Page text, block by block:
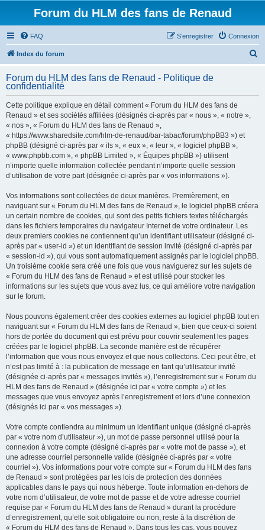
Forum du HLM des fans de Renaud
FAQ Connexion
S’enregistrer
Index du forum
h
Forum du HLM des fans de Renaud - Politique de
confidentialité
Cette politique explique en détail comment « Forum du HLM des fans de
Renaud » et ses sociétés affiliées (désignés ci-après par « nous », « notre »,
« nos », « Forum du HLM des fans de Renaud »,
« https://www.sharedsite.com/hlm-de-renaud/bar-tabac/forum/phpBB3 ») et
phpBB (désigné ci-après par « ils », « eux », « leur », « logiciel phpBB »,
« www.phpbb.com », « phpBB Limited », « Équipes phpBB ») utilisent
n’importe quelle information collectée pendant n’importe quelle session
d’utilisation de votre part (désignée ci-après par « vos informations »).
Vos informations sont collectées de deux manières. Premièrement, en
naviguant sur « Forum du HLM des fans de Renaud », le logiciel phpBB créera
un certain nombre de cookies, qui sont des petits fichiers textes téléchargés
dans les fichiers temporaires du navigateur Internet de votre ordinateur. Les
deux premiers cookies ne contiennent qu’un identifiant utilisateur (désigné ci-
après par « user-id ») et un identifiant de session invité (désigné ci-après par
« session-id »), qui vous sont automatiquement assignés par le logiciel phpBB.
Un troisième cookie sera créé une fois que vous naviguerez sur les sujets de
« Forum du HLM des fans de Renaud » et est utilisé pour stocker les
informations sur les sujets que vous avez lus, ce qui améliore votre navigation
sur le forum.
Nous pouvons également créer des cookies externes au logiciel phpBB tout en
naviguant sur « Forum du HLM des fans de Renaud », bien que ceux-ci soient
hors de portée du document qui est prévu pour couvrir seulement les pages
créées par le logiciel phpBB. La seconde manière est de récupérer
l’information que vous nous envoyez et que nous collectons. Ceci peut être, et
n’est pas limité à : la publication de message en tant qu’utilisateur invité
(désignée ci-après par « messages invités »), l’enregistrement sur « Forum du
HLM des fans de Renaud » (désignée ici par « votre compte ») et les
messages que vous envoyez après l’enregistrement et lors d’une connexion
(désignés ici par « vos messages »).
Votre compte contiendra au minimum un identifiant unique (désigné ci-après
par « votre nom d’utilisateur »), un mot de passe personnel utilisé pour la
connexion à votre compte (désigné ci-après par « votre mot de passe »), et
une adresse courriel personnelle valide (désignée ci-après par « votre
courriel »). Vos informations pour votre compte sur « Forum du HLM des fans
de Renaud » sont protégées par les lois de protection des données
applicables dans le pays qui nous héberge. Toute information en-dehors de
votre nom d’utilisateur, de votre mot de passe et de votre adresse courriel
requise par « Forum du HLM des fans de Renaud » durant la procédure
d’enregistrement, qu’elle soit obligatoire ou non, reste à la discrétion de
« Forum du HLM des fans de Renaud ». Dans tous les cas, vous pouvez